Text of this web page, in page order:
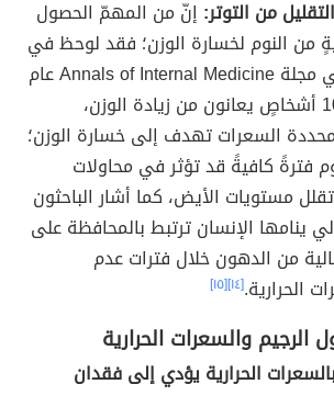
من التوتر: إنّ من المهمّ الحصول
من النوم لخسارة الوزن؛ فقد لوحظ في
دراسةٍ نُشرت في مجلة Annals of Internal Medicine عام
2010، وضمّت 10 أشخاصٍ يعانون من زيادة الوزن،
السعرات تهدف إلى خسارة الوزن؛
فترةً كافيةً قد تؤثر في محاولات
مستويات الأيض، كما أشار الباحثون
ينامها الإنسان ترتبط بالمحافظة على
من الدهون خلال فترات عدم
الحرارية.[١٤] [١٥]
والسعرات الحرارية
الحرارية يؤدي إلى فقدان